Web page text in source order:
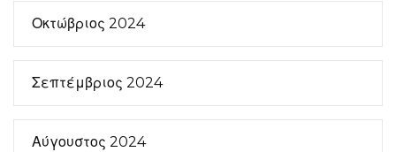
Οκτώβριος 2024
Σεπτέμβριος 2024
Αύγουστος 2024